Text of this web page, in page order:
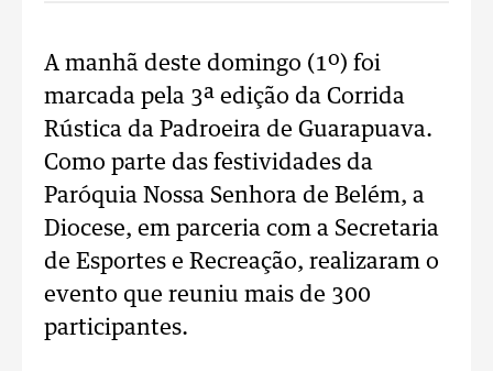
A manhã deste domingo (1º) foi
marcada pela 3ª edição da Corrida
Rústica da Padroeira de Guarapuava.
Como parte das festividades da
Paróquia Nossa Senhora de Belém, a
Diocese, em parceria com a Secretaria
de Esportes e Recreação, realizaram o
evento que reuniu mais de 300
participantes.